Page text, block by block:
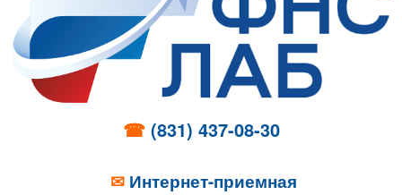
☎ (831) 437-08-30
✉ Интернет-приемная